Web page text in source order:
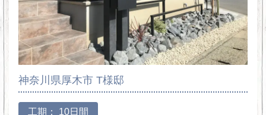
神奈川県厚木市 T様邸
工期： 10日間